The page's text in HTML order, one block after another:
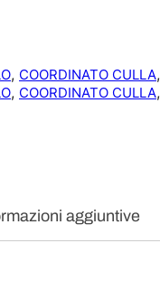
, COORDINATO CULLA,
, COORDINATO CULLA,
aggiuntive